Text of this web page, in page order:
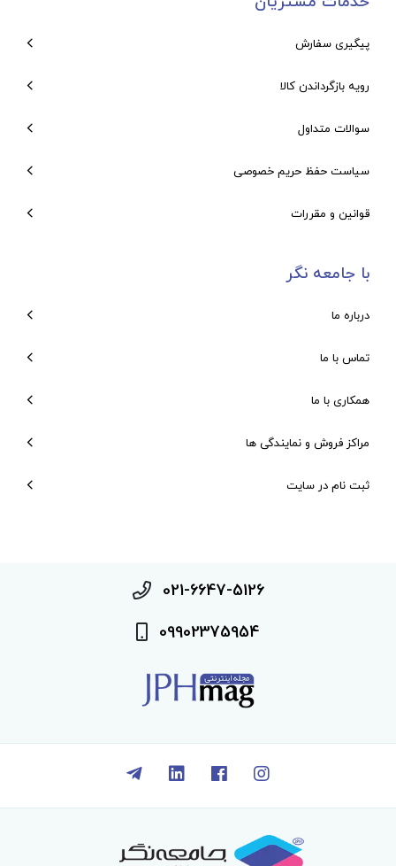
پیگیری سفارش
رویه بازگرداندن کالا
سوالات متداول
سیاست حفظ حریم خصوصی
قوانین و مقررات
با جامعه نگر
درباره ما
تماس با ما
همکاری با ما
مراکز فروش و نمایندگی ها
ثبت نام در سایت
021-6647-5126
09902375954